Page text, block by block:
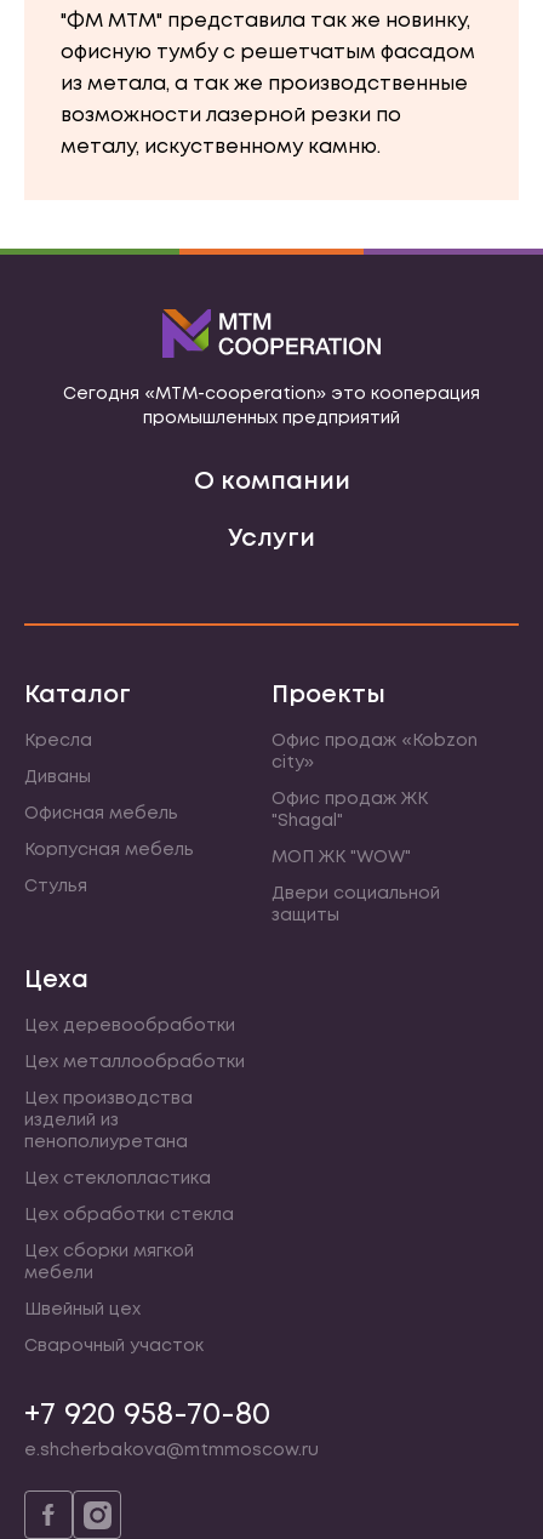
"ФМ МТМ" представила так же новинку,
офисную тумбу с решетчатым фасадом
из метала, а так же производственные
возможности лазерной резки по
металу, искуственному камню.
Сегодня «МТМ-cooperation» это кооперация
промышленных предприятий
О компании
Услуги
Каталог
Кресла
Диваны
Офисная мебель
Корпусная мебель
Стулья
Проекты
Офис продаж «Kobzon
city»
Офис продаж ЖК
"Shagal"
МОП ЖК "WOW"
Двери социальной
защиты
Цеха
Цех деревообработки
Цех металлообработки
Цех производства
изделий из
пенополиуретана
Цех стеклопластика
Цех обработки стекла
Цех сборки мягкой
мебели
Швейный цех
Сварочный участок
+7 920 958-70-80
e.shcherbakova@mtmmoscow.ru